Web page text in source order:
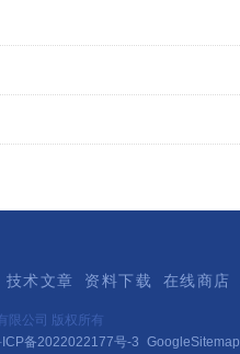
技术文章 资料下载 在线商店
限公司 版权所有
ICP备2022022177号-3 GoogleSitemap